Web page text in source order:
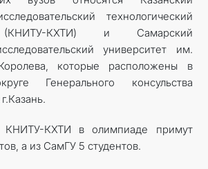
технологический
(КНИТУ-КХТИ) и Самарский
университет им.
которые расположены в
Генерального консульства
КНИТУ-КХТИ в олимпиаде примут
а из СамГУ 5 студентов.